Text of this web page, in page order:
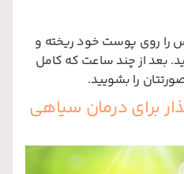
را روی پوست خود ریخته و
بعد از چند ساعت که کامل
را بشویید.
برای درمان سیاهی